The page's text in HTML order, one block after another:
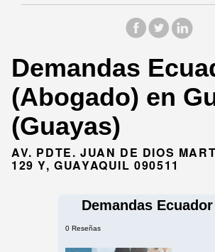
Demandas
(Abogado) en
(Guayas)
AV. PDTE. JUAN DE DIOS
129 Y, GUAYAQUIL 090511
Demandas Ecuador
0 Reseñas